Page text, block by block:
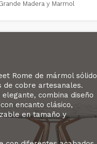
Madera y Marmol
Rome de mármol sólido
de cobre artesanales.
combina diseño
encanto clásico,
en tamaño y